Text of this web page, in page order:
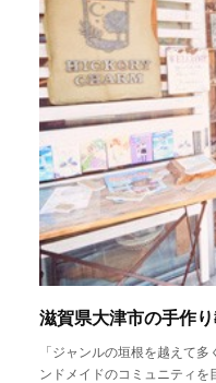
「ジャンルの垣根を越えて
ンドメイドのコミュニティ